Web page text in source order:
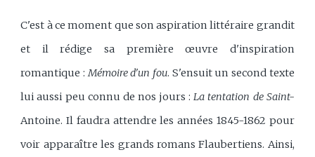
C'est à ce moment que son aspiration littéraire grandit
et il rédige sa première œuvre d'inspiration
romantique :Mémoire d'un fou. S'ensuit un second texte
lui aussi peu connu de nos jours :La tentation de Saint-
Antoine. Il faudra attendre les années 1845-1862 pour
voir apparaître les grands romans Flaubertiens. Ainsi,